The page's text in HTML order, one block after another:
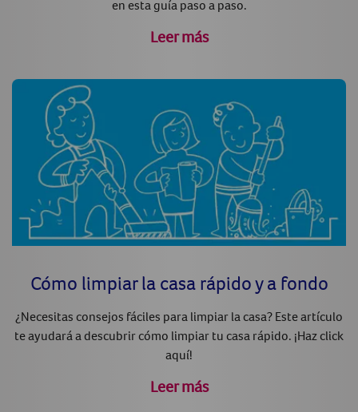
en esta guía paso a paso.
Leer más
Cómo limpiar la casa rápido y a fondo
¿Necesitas consejos fáciles para limpiar la casa? Este artículo
te ayudará a descubrir cómo limpiar tu casa rápido. ¡Haz click
aquí!
Leer más